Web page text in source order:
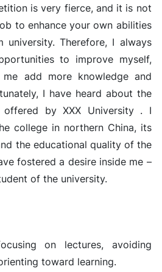
is very fierce, and it is not
to enhance your own abilities
university. Therefore, I always
to improve myself,
add more knowledge and
I have heard about the
offered by XXX University . I
college in northern China, its
the educational quality of the
fostered a desire inside me –
of the university.
on lectures, avoiding
toward learning.